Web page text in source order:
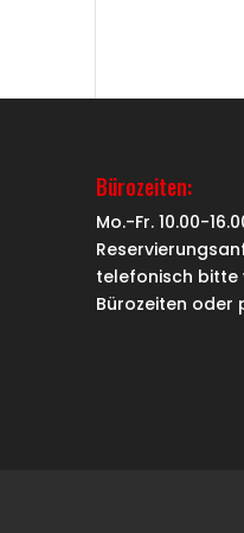
Bürozeiten:
Mo.-Fr. 10.00-
telefonisch bitte
Bürozeiten oder